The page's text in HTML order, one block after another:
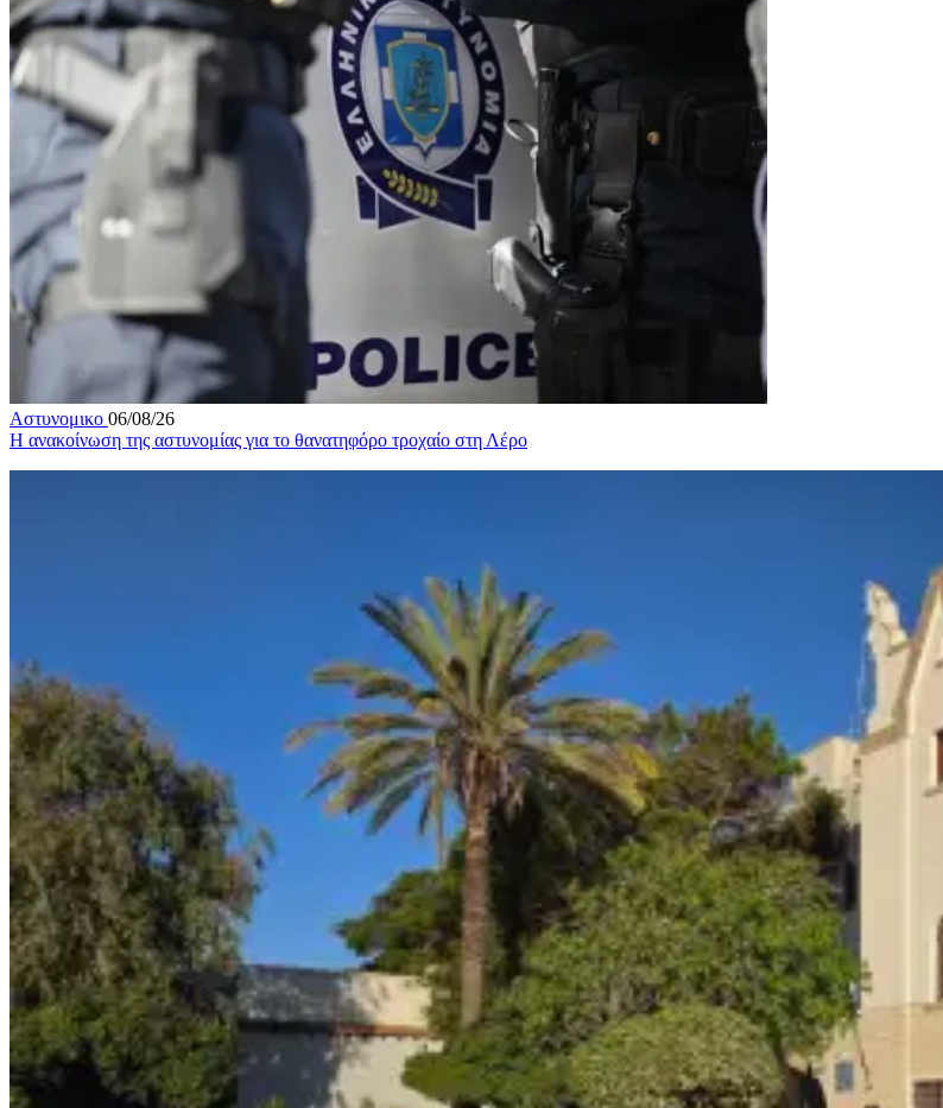
Αστυνομικο 06/08/26
Η ανακοίνωση της αστυνομίας για το θανατηφόρο τροχαίο στη Λέρο